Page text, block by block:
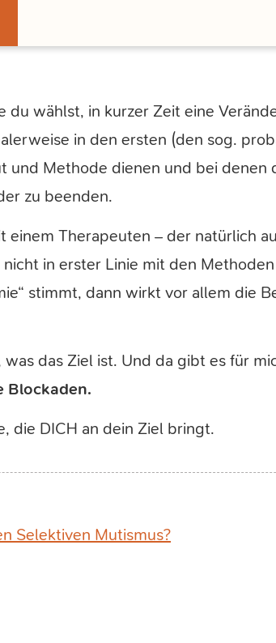
du wählst, in kurzer Zeit eine
in den ersten (den sog.
und Methode dienen und bei denen
zu beenden.
einem Therapeuten – der natürlich
in erster Linie mit den
stimmt, dann wirkt vor allem die
was das Ziel ist. Und da gibt es für
Blockaden.
die DICH an dein Ziel bringt.
Selektiven Mutismus?